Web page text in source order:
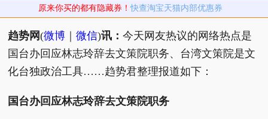
原来你买的都有隐藏券！快查淘宝天猫内部优惠券
趋势网(微博 ｜微信)讯：今天网友热议的网络热点是
国台办回应林志玲辞去文策院职务、台湾文策院是文
化台独政治工具……趋势君整理报道如下：
国台办回应林志玲辞去文策院职务